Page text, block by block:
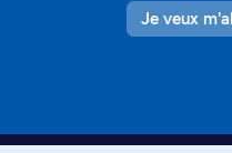
Je veux